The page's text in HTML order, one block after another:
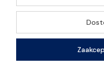
Pokaż
Sklep